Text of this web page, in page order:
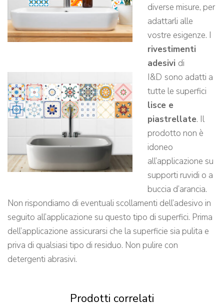
diverse misure, per
adattarli alle
vostre esigenze. I
rivestimenti
adesivi di
I&D sono adatti a
tutte le superfici
lisce e
piastrellate. Il
prodotto non è
idoneo
all’applicazione su
supporti ruvidi o a
buccia d’arancia.
Non rispondiamo di eventuali scollamenti dell’adesivo in
seguito all’applicazione su questo tipo di superfici. Prima
dell’applicazione assicurarsi che la superficie sia pulita e
priva di qualsiasi tipo di residuo. Non pulire con
detergenti abrasivi.
Prodotti correlati